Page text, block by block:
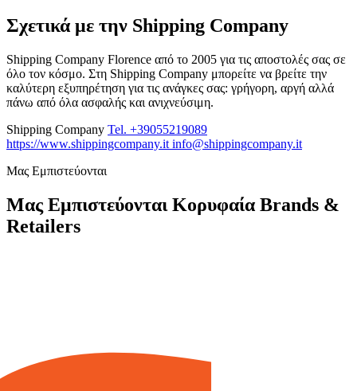
Σχετικά με την Shipping Company
Shipping Company Florence από το 2005 για τις αποστολές σας σε
όλο τον κόσμο. Στη Shipping Company μπορείτε να βρείτε την
καλύτερη εξυπηρέτηση για τις ανάγκες σας: γρήγορη, αργή αλλά
πάνω από όλα ασφαλής και ανιχνεύσιμη.
Shipping Company Tel. +39055219089
https://www.shippingcompany.it info@shippingcompany.it
Μας Εμπιστεύονται
Μας Εμπιστεύονται Κορυφαία Brands &
Retailers